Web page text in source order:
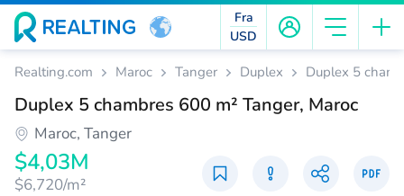
Fra
USD
Realting.com Maroc Tanger Duplex Duplex 5
Duplex 5 chambres 600 m² Tanger, Maroc
Maroc, Tanger
$4,03M
$6,720/m²